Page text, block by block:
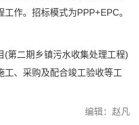
作。招标模式为PPP+EPC。
第二期乡镇污水收集处理工程)
工、采购及配合竣工验收等工
编辑：赵凡